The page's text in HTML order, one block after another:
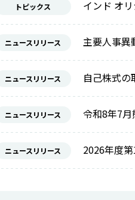
トピックス インド オ
ニュースリリース 主要人事異
ニュースリリース 自己株式
ニュースリリース 令和8年7
ニュースリリース 2026年度